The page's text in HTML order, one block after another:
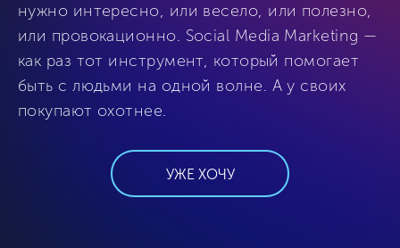
нужно интересно, или весело, или полезно,
или провокационно. Social Media Marketing —
как раз тот инструмент, который помогает
быть с людьми на одной волне. А у своих
покупают охотнее.
УЖЕ ХОЧУ